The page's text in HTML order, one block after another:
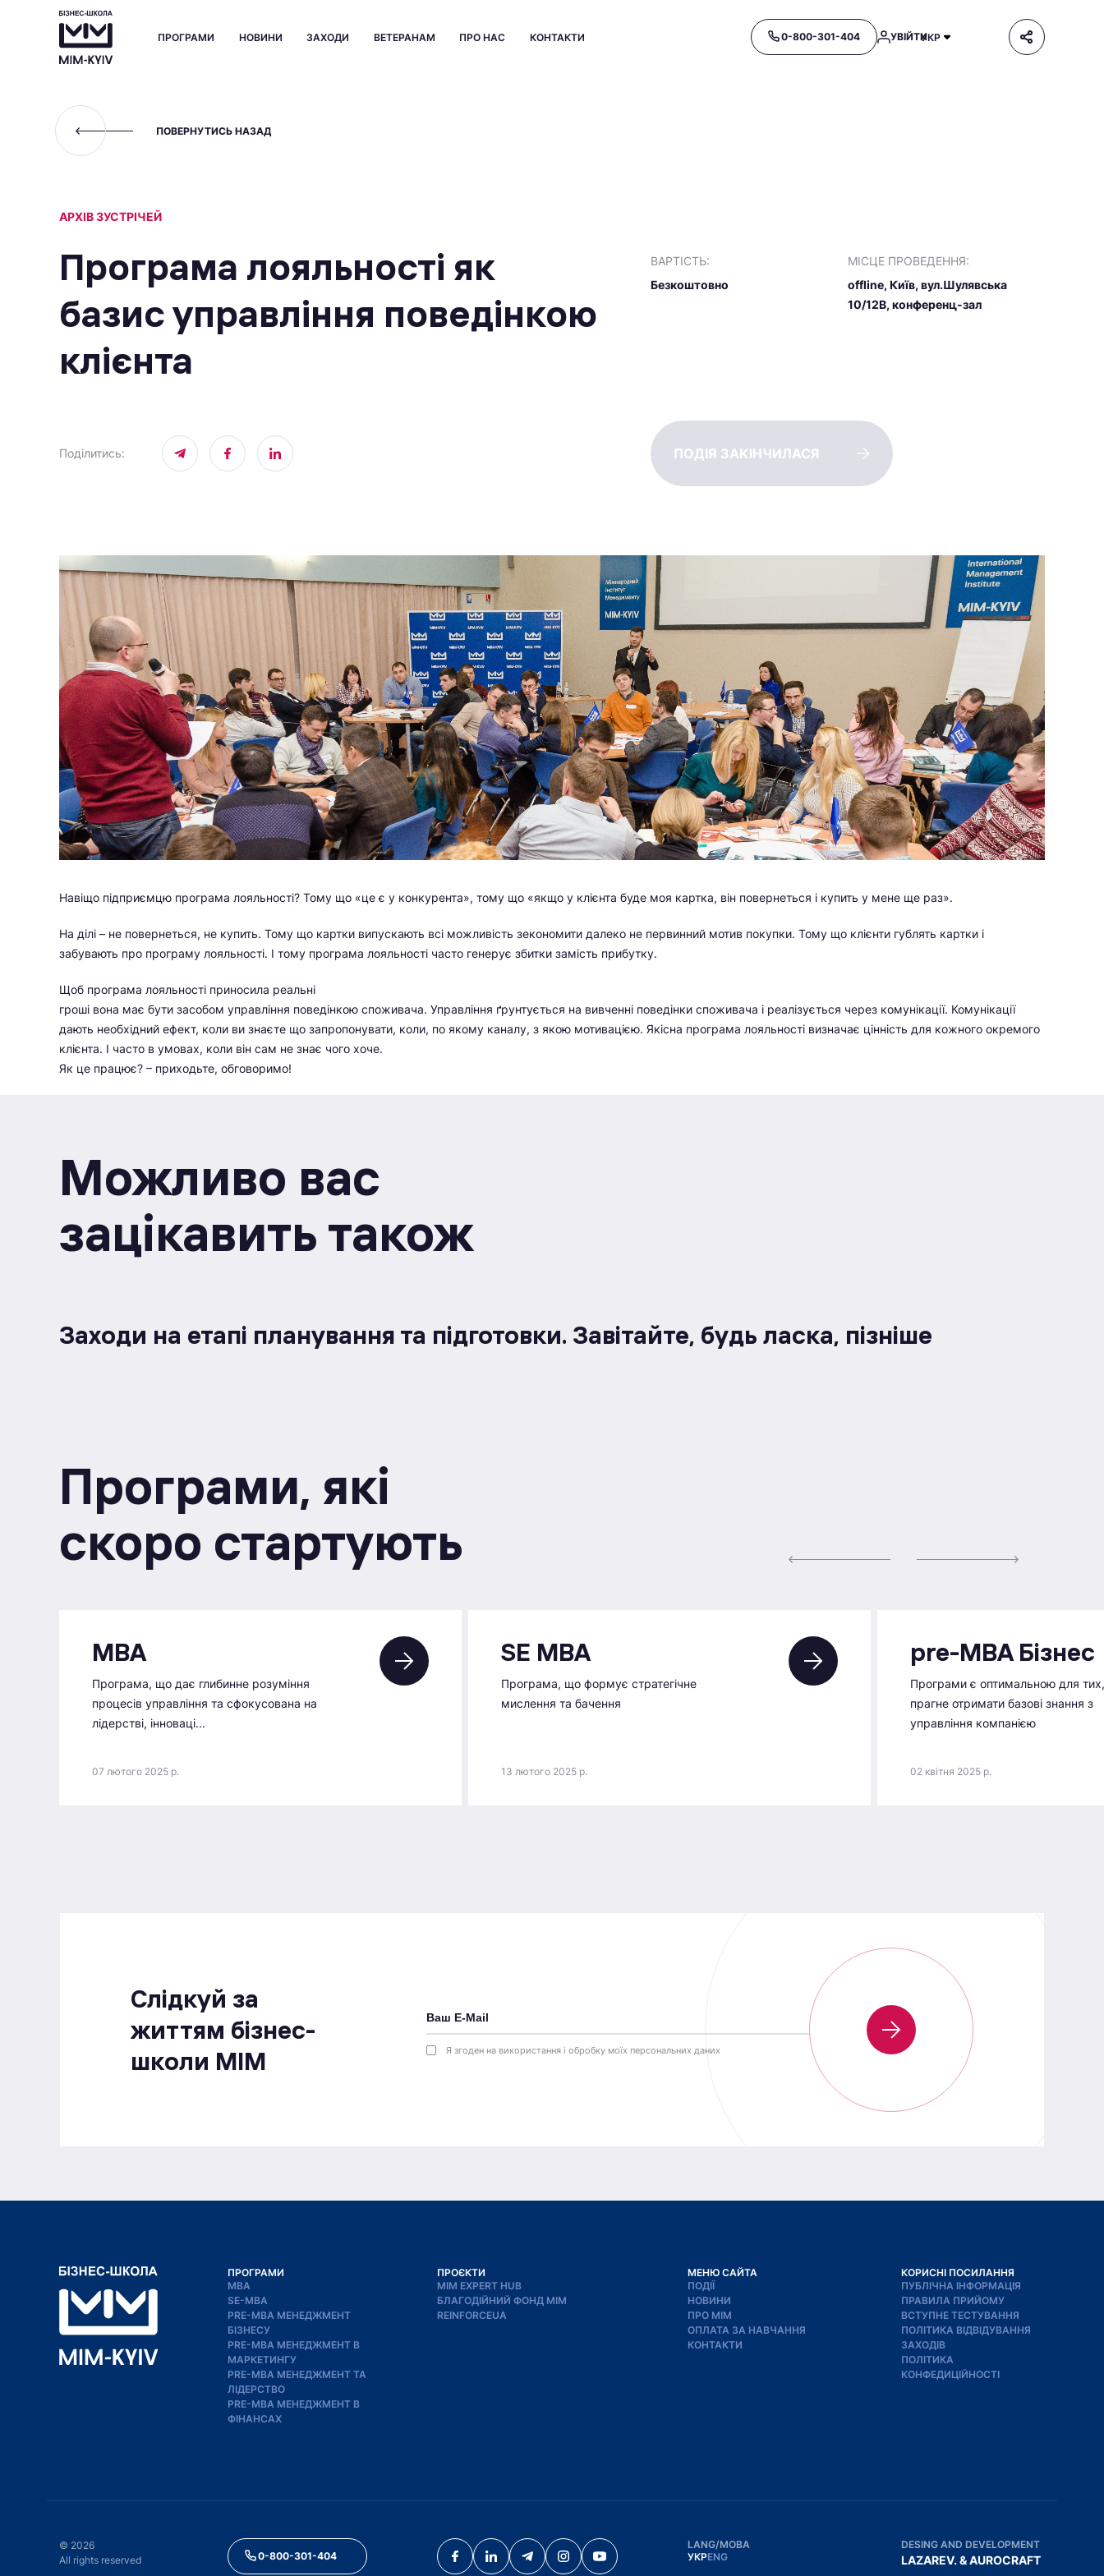
ПРОГРАМИ НОВИНИ ЗАХОДИ ВЕТЕРАНАМ ПРО НАС КОНТАКТИ 0-800-301-404 УВІЙТИУКР
ПОВЕРНУТИСЬ НАЗАД
АРХІВ ЗУСТРІЧЕЙ
Програма лояльності як
базис управління поведінкою
клієнта
ВАРТІСТЬ:
Безкоштовно
МІСЦЕ ПРОВЕДЕННЯ:
offline, Київ, вул.Шулявська
10/12В, конференц-зал
Поділитись: ПОДІЯ ЗАКІНЧИЛАСЯ
Навіщо підприємцю програма лояльності? Тому що «це є у конкурента», тому що «якщо у клієнта буде моя картка, він повернеться і купить у мене ще раз».
На ділі – не повернеться, не купить. Тому що картки випускають всі можливість зекономити далеко не первинний мотив покупки. Тому що клієнти гублять картки і
забувають про програму лояльності. І тому програма лояльності часто генерує збитки замість прибутку.
Щоб програма лояльності приносила реальні
гроші вона має бути засобом управління поведінкою споживача. Управління ґрунтується на вивченні поведінки споживача і реалізується через комунікації. Комунікації
дають необхідний ефект, коли ви знаєте що запропонувати, коли, по якому каналу, з якою мотивацією. Якісна програма лояльності визначає цінність для кожного окремого
клієнта. І часто в умовах, коли він сам не знає чого хоче.
Як це працює? – приходьте, обговоримо!
Можливо вас
зацікавить також
Заходи на етапі планування та підготовки. Завітайте, будь ласка, пізніше
Програми, якi
скоро стартують
MBA
Програма, що дає глибинне розуміння
процесів управління та сфокусована на
лідерстві, інноваці...
07 лютого 2025 р.
SE MBA
Програма, що формує стратегічне
мислення та бачення
13 лютого 2025 р.
pre-MBA Бізнес
Програми є оптимальною для
прагне отримати базові знання з
управління компанією
02 квітня 2025 р.
Слідкуй за
життям бізнес-
школи МІМ
Я згоден на використання і обробку моїх персональних даних
ПРОГРАМИ
MBA
SE-MBA
PRE-MBA МЕНЕДЖМЕНТ
БІЗНЕСУ
PRE-MBA МЕНЕДЖМЕНТ В
МАРКЕТИНГУ
PRE-MBA МЕНЕДЖМЕНТ ТА
ЛІДЕРСТВО
PRE-MBA МЕНЕДЖМЕНТ В
ФІНАНСАХ
ПРОЄКТИ
МІМ EXPERT HUB
БЛАГОДІЙНИЙ ФОНД МІМ
REINFORCEUA
МЕНЮ САЙТА
ПОДІЇ
НОВИНИ
ПРО МІМ
ОПЛАТА ЗА НАВЧАННЯ
КОНТАКТИ
КОРИСНІ ПОСИЛАННЯ
ПУБЛІЧНА ІНФОРМАЦІЯ
ПРАВИЛА ПРИЙОМУ
ВСТУПНЕ ТЕСТУВАННЯ
ПОЛІТИКА ВІДВІДУВАННЯ
ЗАХОДІВ
ПОЛІТИКА
КОНФЕДИЦІЙНОСТІ
© 2026
All rights reserved
0-800-301-404
LANG/МОВА
УКРENG
DESING AND DEVELOPMENT
LAZAREV.&AUROCRAFT